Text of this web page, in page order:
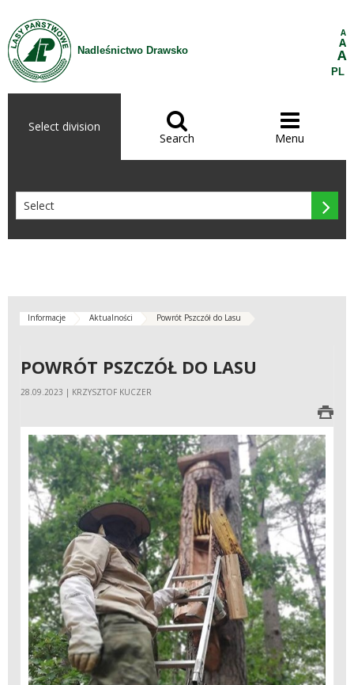
Skip to Content
Nadleśnictwo Drawsko
A
A
A
PL
Select division 
Search

Menu

Informacje Aktualności Powrót Pszczół do Lasu
POWRÓT PSZCZÓŁ DO LASU
28.09.2023 | KRZYSZTOF KUCZER